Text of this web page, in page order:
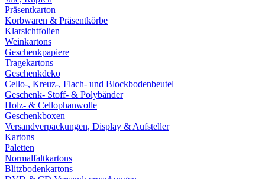
Präsentkarton
Korbwaren & Präsentkörbe
Klarsichtfolien
Weinkartons
Geschenkpapiere
Tragekartons
Geschenkdeko
Cello-, Kreuz-, Flach- und Blockbodenbeutel
Geschenk- Stoff- & Polybänder
Holz- & Cellophanwolle
Geschenkboxen
Versandverpackungen, Display & Aufsteller
Kartons
Paletten
Normalfaltkartons
Blitzbodenkartons